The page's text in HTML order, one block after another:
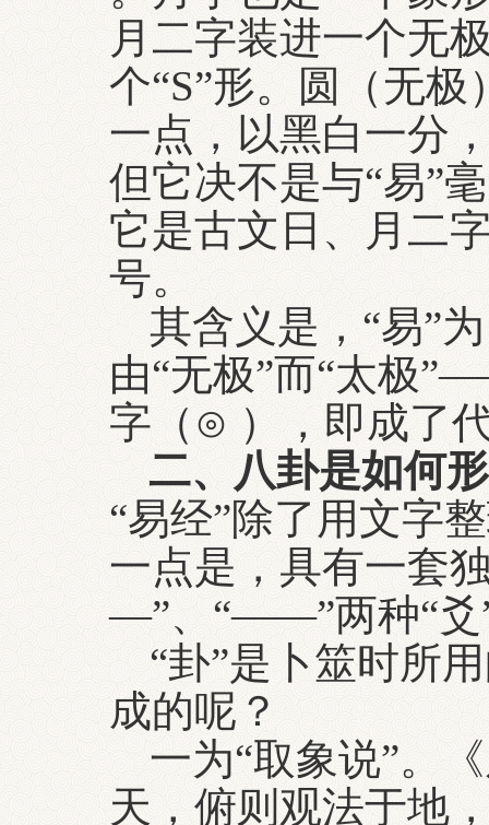
月二字装进一个无
个“S”形。圆（无
一点，以黑白一分
但它决不是与“易”
它是古文日、月二
号。
其含义是，“易”
由“无极”而“太极
字（⊙ ），即成了
二、八卦是如何
“易经”除了用文字
一点是，具有一套
—”、“——”两种“爻
“卦”是卜筮时所
成的呢？
一为“取象说”。
天，俯则观法于地